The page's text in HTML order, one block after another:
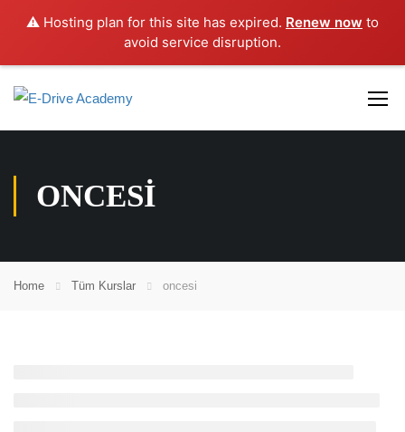
⚠️ Hosting plan for this site has expired. Renew now to
avoid service disruption.
ONCESI
Home Tüm Kurslar oncesi